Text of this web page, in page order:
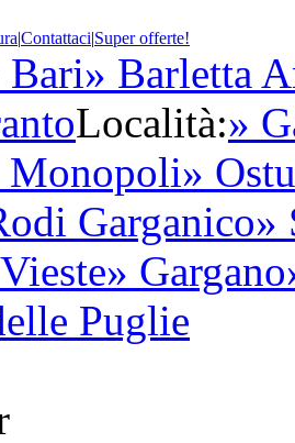
|Contattaci|Super offerte!
Bari» Barletta
Località:»
Monopoli»
Garganico»
» Gargano
Puglie